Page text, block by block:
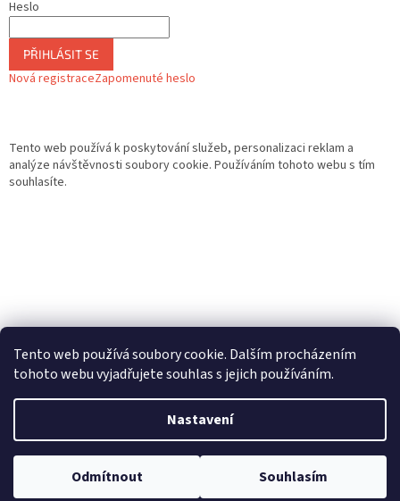
Tento web používá soubory cookie. Dalším procházením
tohoto webu vyjadřujete souhlas s jejich používáním.
Nastavení
Odmítnout Souhlasím
Heslo
PŘIHLÁSIT SE
Nová registraceZapomenuté heslo
Tento web používá k poskytování služeb, personalizaci reklam a
analýze návštěvnosti soubory cookie. Používáním tohoto webu s tím
souhlasíte.
Copyright 2026Gurmand. Všechna práva vyhrazena.Upravit